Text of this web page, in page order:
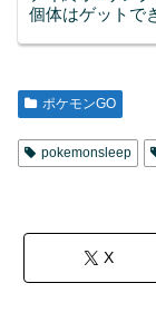
個体はゲットで
ポケモンGO
pokemonsleep
X